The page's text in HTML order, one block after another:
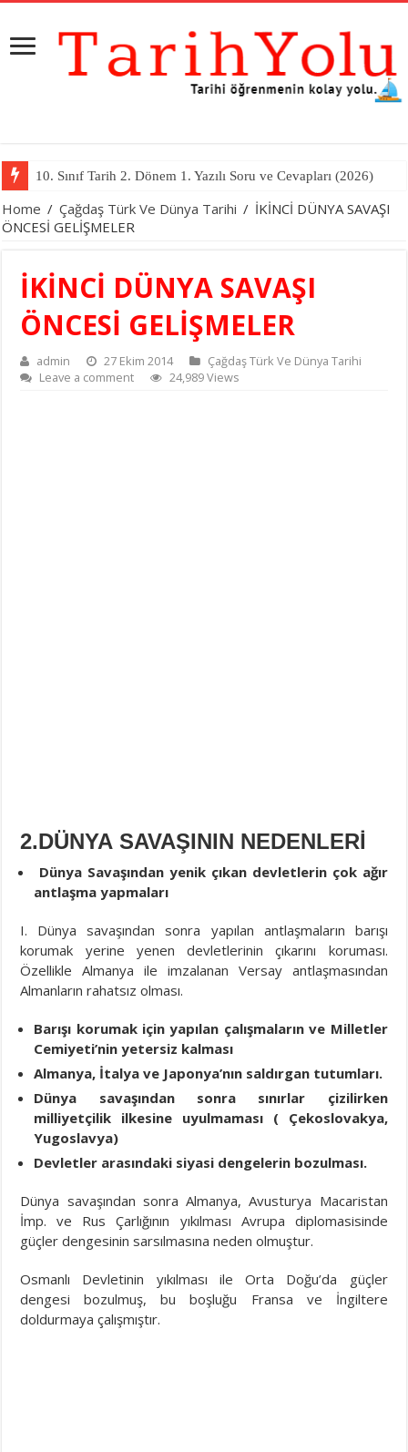
11. Sınıf Tarih 2. Dönem 1. Yazılı Soru ve Cevapları (2026)
Home / Çağdaş Türk Ve Dünya Tarihi / İKİNCİ DÜNYA SAVAŞI
ÖNCESİ GELİŞMELER
İKİNCİ DÜNYA SAVAŞI
ÖNCESİ GELİŞMELER
admin 27 Ekim 2014
Çağdaş Türk Ve Dünya Tarihi
Leave a comment
24,989 Views
2.DÜNYA SAVAŞININ NEDENLERİ
Dünya Savaşından yenik çıkan devletlerin çok ağır
antlaşma yapmaları
I. Dünya savaşından sonra yapılan antlaşmaların barışı
korumak yerine yenen devletlerinin çıkarını koruması.
Özellikle Almanya ile imzalanan Versay antlaşmasından
Almanların rahatsız olması.
Barışı korumak için yapılan çalışmaların ve Milletler
Cemiyeti’nin yetersiz kalması
Almanya, İtalya ve Japonya’nın saldırgan tutumları.
Dünya savaşından sonra sınırlar çizilirken
milliyetçilik ilkesine uyulmaması ( Çekoslovakya,
Yugoslavya)
Devletler arasındaki siyasi dengelerin bozulması.
Dünya savaşından sonra Almanya, Avusturya Macaristan
İmp. ve Rus Çarlığının yıkılması Avrupa diplomasisinde
güçler dengesinin sarsılmasına neden olmuştur.
Osmanlı Devletinin yıkılması ile Orta Doğu’da güçler
dengesi bozulmuş, bu boşluğu Fransa ve İngiltere
doldurmaya çalışmıştır.